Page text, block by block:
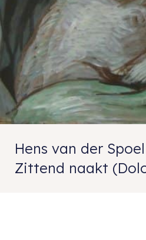
Hens van der
Zittend naakt